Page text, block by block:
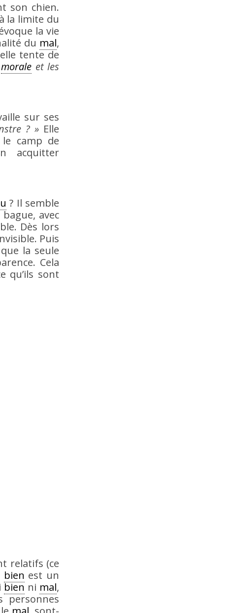
son chien.
la limite du
la vie
du mal,
tente de
morale et les
sur ses
? » Elle
camp de
acquitter
? Il semble
avec
Dès lors
Puis
la seule
Cela
qu’ils sont
relatifs (ce
bien est un
bien ni mal,
personnes